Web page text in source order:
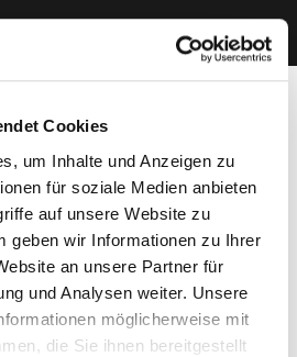
Cookies
um Inhalte und Anzeigen zu
für soziale Medien anbieten
auf unsere Website zu
geben wir Informationen zu Ihrer
an unsere Partner für
und Analysen weiter. Unsere
möglicherweise mit
die Sie ihnen bereitgestellt